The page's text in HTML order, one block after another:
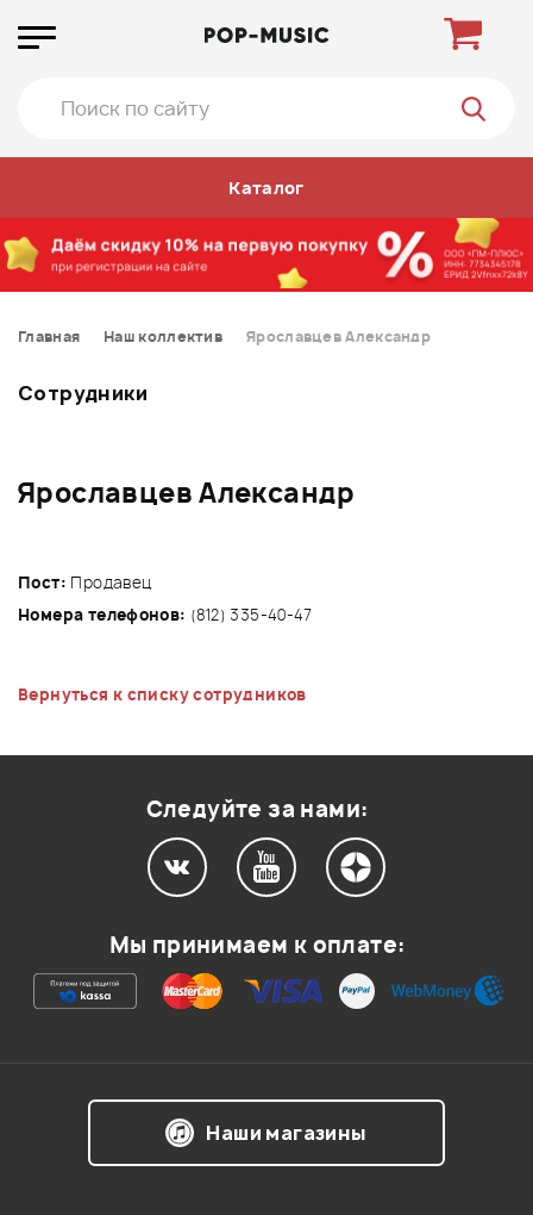
Каталог
Главная Наш коллектив Ярославцев Александр
Сотрудники
Ярославцев Александр
Пост: Продавец
Номера телефонов: (812) 335-40-47
Вернуться к списку сотрудников
Следуйте за нами:
Мы принимаем к оплате:
Наши магазины